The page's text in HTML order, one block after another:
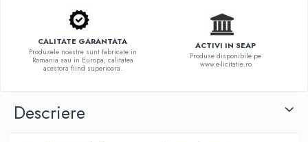
CALITATE GARANTATA
Produsele noastre sunt fabricate in
Romania sau in Europa, calitatea
acestora fiind superioara.
ACTIVI IN SEAP
Produse disponibile pe
www.e-licitatie.ro
Descriere